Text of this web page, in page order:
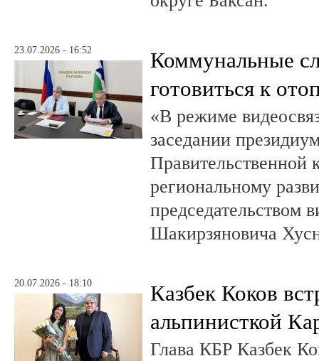
23.07.2026 - 16:52
Коммунальные
готовиться к
«В режиме
заседании
Правительственной
региональному
председательством
Шакирзяновича
20.07.2026 - 18:10
Казбек Коков
альпинисткой
Глава КБР Казбек